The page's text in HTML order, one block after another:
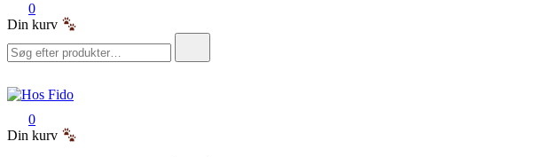
0
Din kurv
Søg
efter:
Hos Fido
0
Din kurv